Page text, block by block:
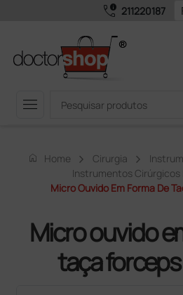
call_quality 211220187
menu
home Home Cirurgia
Instrumentos Cirúrgicos
Micro Ouvido Em Forma De
Micro ouvido
taça